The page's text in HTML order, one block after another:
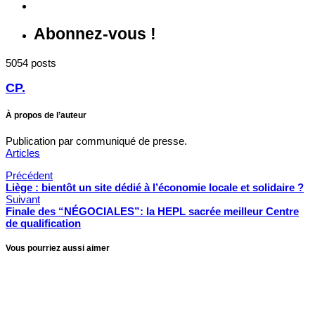
Abonnez-vous !
5054 posts
CP.
À propos de l’auteur
Publication par communiqué de presse.
Articles
Précédent
Liège : bientôt un site dédié à l’économie locale et solidaire ?
Suivant
Finale des “NÉGOCIALES”: la HEPL sacrée meilleur Centre
de qualification
Vous pourriez aussi aimer